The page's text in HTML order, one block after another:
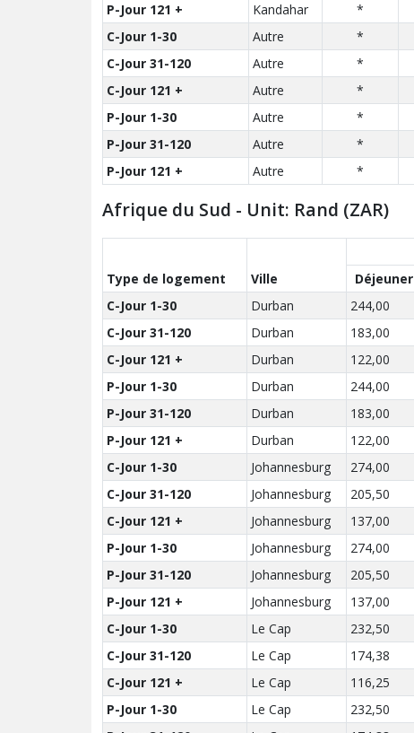
P-Jour 121 +
Kandahar *
C-Jour 1-30
Autre *
C-Jour 31-120
Autre *
C-Jour 121 +
Autre *
P-Jour 1-30
Autre *
P-Jour 31-120
Autre *
P-Jour 121 +
Autre *
Afrique du Sud - Unit: Rand (ZAR)
Type de logement Ville Déjeuner
C-Jour 1-30
Durban 244,00
C-Jour 31-120
Durban 183,00
C-Jour 121 +
Durban 122,00
P-Jour 1-30
Durban 244,00
P-Jour 31-120
Durban 183,00
P-Jour 121 +
Durban 122,00
C-Jour 1-30
Johannesburg 274,00
C-Jour 31-120
Johannesburg 205,50
C-Jour 121 +
Johannesburg 137,00
P-Jour 1-30
Johannesburg 274,00
P-Jour 31-120
Johannesburg 205,50
P-Jour 121 +
Johannesburg 137,00
C-Jour 1-30
Le Cap 232,50
C-Jour 31-120
Le Cap 174,38
C-Jour 121 +
Le Cap 116,25
P-Jour 1-30
Le Cap 232,50